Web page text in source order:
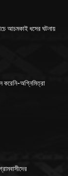
আচমকাই ধসের ঘটনায়
করেনি-অগ্নিমিত্রা